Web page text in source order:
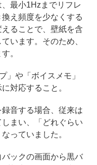
最小1Hzまでリフレ
え頻度を少なくする
ることで、壁紙を含
います。そのため、
。
」や「ボイスメモ」
対応すること。
音する場合、従来は
まい、「どれぐらい
っていました。
ックの画面から黒バ